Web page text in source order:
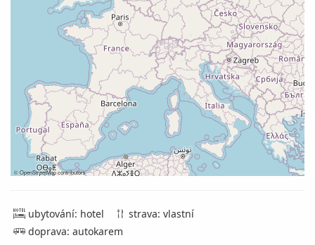
©OpenStreetMapcontributors
ubytování: hotel
strava: vlastní
doprava: autokarem